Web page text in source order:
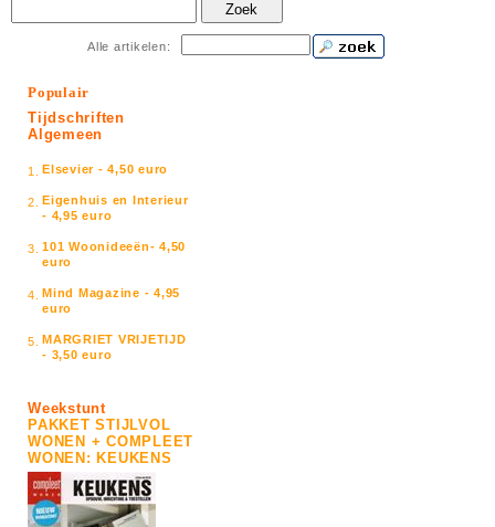
Zoek
Alle artikelen:
Populair
Tijdschriften
Algemeen
1. Elsevier - 4,50 euro
2. Eigenhuis en Interieur
- 4,95 euro
3. 101 Woonideeën- 4,50
euro
4. Mind Magazine - 4,95
euro
5. MARGRIET VRIJETIJD
- 3,50 euro
Weekstunt
PAKKET STIJLVOL
WONEN + COMPLEET
WONEN: KEUKENS